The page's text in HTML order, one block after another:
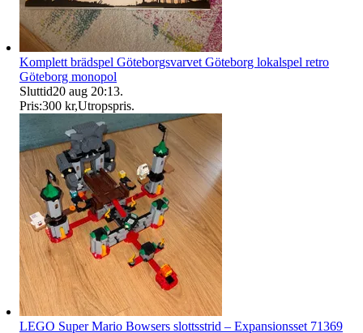
Komplett brädspel Göteborgsvarvet Göteborg lokalspel retro
Göteborg monopol
Sluttid20 aug 20:13.
Pris:300 kr,Utropspris.
LEGO Super Mario Bowsers slottsstrid – Expansionsset 71369